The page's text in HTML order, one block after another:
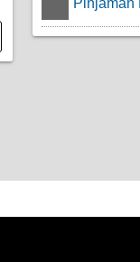
Pinjaman